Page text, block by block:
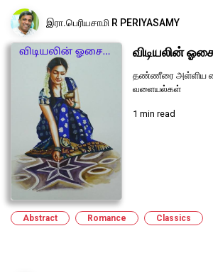
இரா.பெரியசாமி R PERIYASAMY
விடியலின்
தண்ணீரை அள்ளிய
வளையல்கள்
1 min read
Abstract Romance Classics